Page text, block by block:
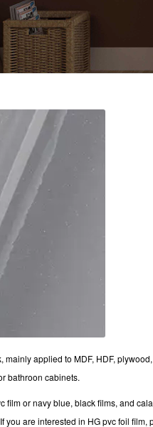
applied to MDF, HDF,
bathroon cabinets.
or navy blue, black films, and
are interested in HG pvc foil film,